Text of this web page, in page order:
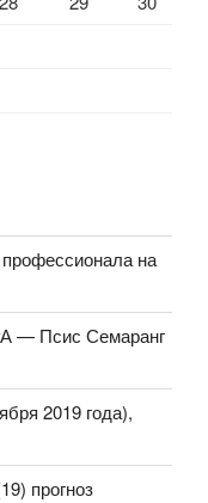
на
— Псис Семаранг
2019 года),
прогноз